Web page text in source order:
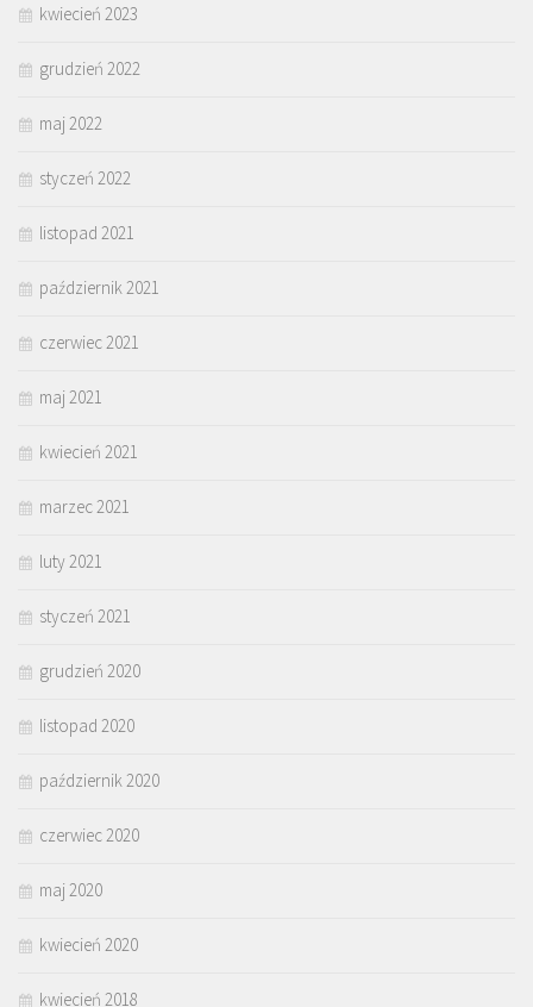
kwiecień 2023
grudzień 2022
maj 2022
styczeń 2022
listopad 2021
październik 2021
czerwiec 2021
maj 2021
kwiecień 2021
marzec 2021
luty 2021
styczeń 2021
grudzień 2020
listopad 2020
październik 2020
czerwiec 2020
maj 2020
kwiecień 2020
kwiecień 2018